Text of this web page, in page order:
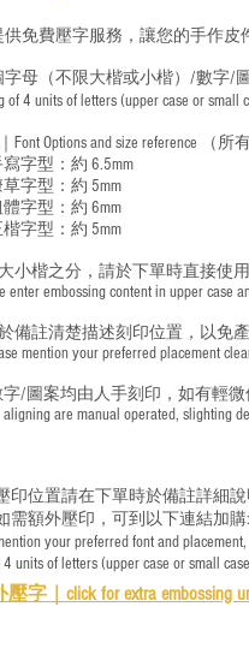
免費壓字服務，讓您的手作皮
字母（不限大楷或小楷）/數字/
of 4 units of letters (upper case or small
Font Options and size reference
（所
寫字型：約 6.5mm
草字型： 約 5mm
體字型：約 6mm
楷字型： 約 5mm
小楷之分，請於下單時直接使
embossing content in upper case
備註清楚描述刻印位置，以免產
mention your preferred placement
/圖案均由人手刻印，如有輕
are manual operated, slighting
印位置請在下單時於備註詳細
需額外壓印，可到以下連結加購:
your preferred font and
4 units of letters (upper case or small
字｜ click for extra embossing